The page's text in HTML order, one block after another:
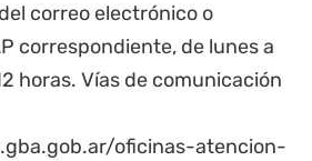
correo electrónico o
correspondiente, de lunes a
horas. Vías de comunicación
oficinas-atencion-